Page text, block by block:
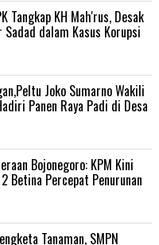
Tangkap KH Mah'rus, Desak
Sadad dalam Kasus Korupsi
Joko Sumarno Wakili
Panen Raya Padi di Desa
Bojonegoro: KPM Kini
Betina Percepat Penurunan
Tanaman, SMPN